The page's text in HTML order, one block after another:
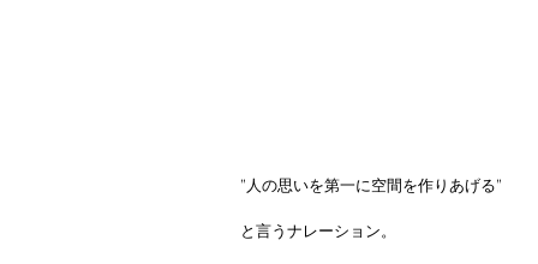
”人の思いを第一に空間を作りあげる”
と言うナレーション。